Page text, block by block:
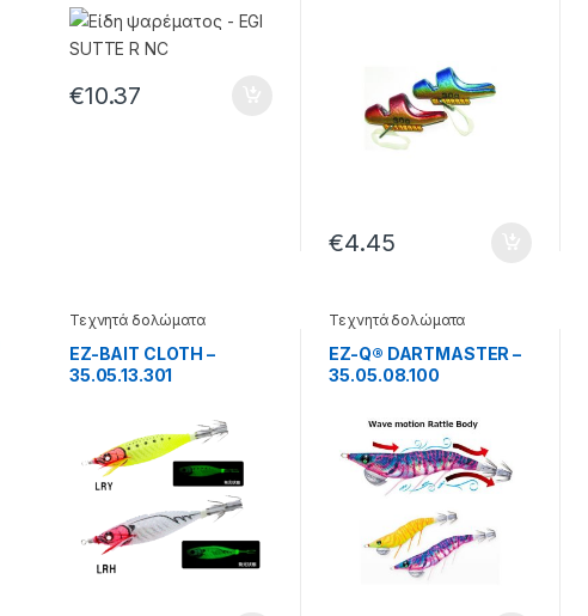
€10.37
€4.45
Τεχνητά δολώματα
EZ-BAIT CLOTH –
35.05.13.301
Τεχνητά δολώματα
EZ-Q® DARTMASTER –
35.05.08.100